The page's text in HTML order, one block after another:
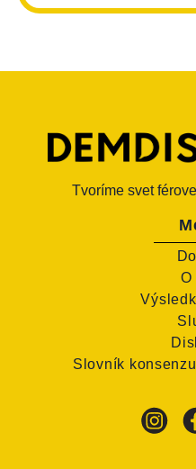
Tvoríme svet
O
Slovník